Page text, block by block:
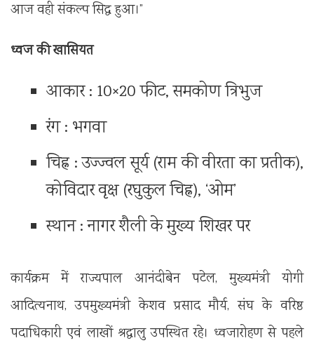
आज वही संकल्प सिद्ध हुआ।”
ध्वज की खासियत
आकार : 10×20 फीट, समकोण त्रिभुज
रंग : भगवा
चिह्न : उज्ज्वल सूर्य (राम की वीरता का प्रतीक),
कोविदार वृक्ष (रघुकुल चिह्न), ‘ओम’
स्थान : नागर शैली के मुख्य शिखर पर
कार्यक्रम में राज्यपाल आनंदीबेन पटेल, मुख्यमंत्री योगी
आदित्यनाथ, उपमुख्यमंत्री केशव प्रसाद मौर्य, संघ के वरिष्ठ
पदाधिकारी एवं लाखों श्रद्धालु उपस्थित रहे। ध्वजारोहण से पहले